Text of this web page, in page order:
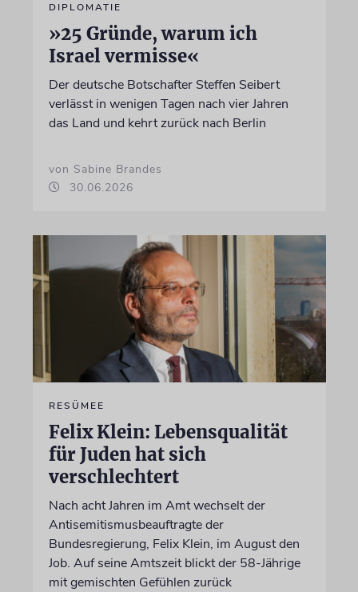
DIPLOMATIE
»25 Gründe, warum ich
Israel vermisse«
Der deutsche Botschafter Steffen Seibert
verlässt in wenigen Tagen nach vier Jahren
das Land und kehrt zurück nach Berlin
von Sabine Brandes
30.06.2026
RESÜMEE
Felix Klein: Lebensqualität
für Juden hat sich
verschlechtert
Nach acht Jahren im Amt wechselt der
Antisemitismusbeauftragte der
Bundesregierung, Felix Klein, im August den
Job. Auf seine Amtszeit blickt der 58-Jährige
mit gemischten Gefühlen zurück